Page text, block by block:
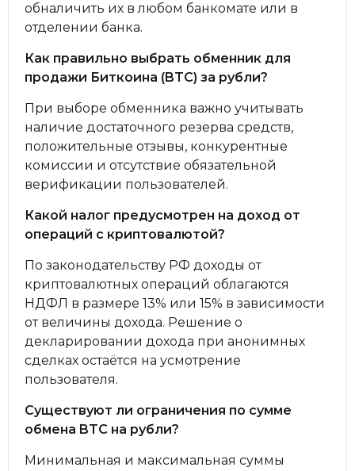
обналичить их в любом банкомате или в
отделении банка.
Как правильно выбрать обменник для
продажи Биткоина (BTC) за рубли?
При выборе обменника важно учитывать
наличие достаточного резерва средств,
положительные отзывы, конкурентные
комиссии и отсутствие обязательной
верификации пользователей.
Какой налог предусмотрен на доход от
операций с криптовалютой?
По законодательству РФ доходы от
криптовалютных операций облагаются
НДФЛ в размере 13% или 15% в зависимости
от величины дохода. Решение о
декларировании дохода при анонимных
сделках остаётся на усмотрение
пользователя.
Существуют ли ограничения по сумме
обмена BTC на рубли?
Минимальная и максимальная суммы